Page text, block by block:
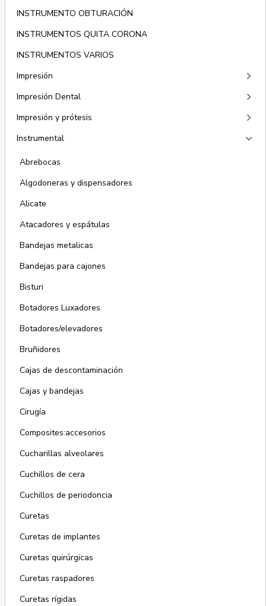
INSTRUMENTO OBTURACIÓN
INSTRUMENTOS QUITA CORONA
INSTRUMENTOS VARIOS
Impresión
keyboard_arrow_right
Impresión Dental keyboard_arrow_right
Impresión y prótesis keyboard_arrow_right
Instrumental keyboard_arrow_right
Abrebocas
Algodoneras y dispensadores
Alicate
Atacadores y espátulas
Bandejas metalicas
Bandejas para cajones
Bisturi
Botadores Luxadores
Botadores/elevadores
Bruñidores
Cajas de descontaminación
Cajas y bandejas
Cirugía
Composites:accesorios
Cucharillas alveolares
Cuchillos de cera
Cuchillos de periodoncia
Curetas
Curetas de implantes
Curetas quirúrgicas
Curetas raspadores
Curetas rígidas